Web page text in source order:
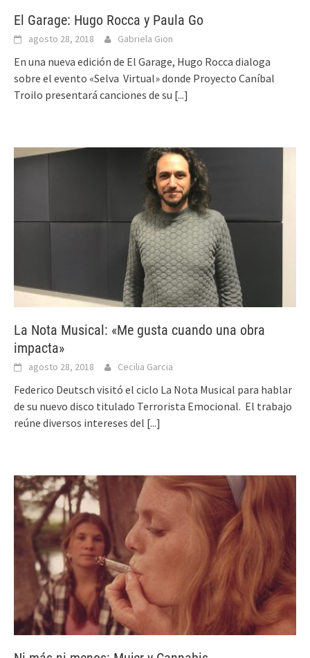
El Garage: Hugo Rocca y Paula Go
agosto 28, 2018 Gabriela Gion
En una nueva edición de El Garage, Hugo Rocca dialoga
sobre el evento «Selva Virtual» donde Proyecto Caníbal
Troilo presentará canciones de su [...]
La Nota Musical: «Me gusta cuando una obra
impacta»
agosto 28, 2018 Cecilia Garcia
Federico Deutsch visitó el ciclo La Nota Musical para hablar
de su nuevo disco titulado Terrorista Emocional. El trabajo
reúne diversos intereses del [...]